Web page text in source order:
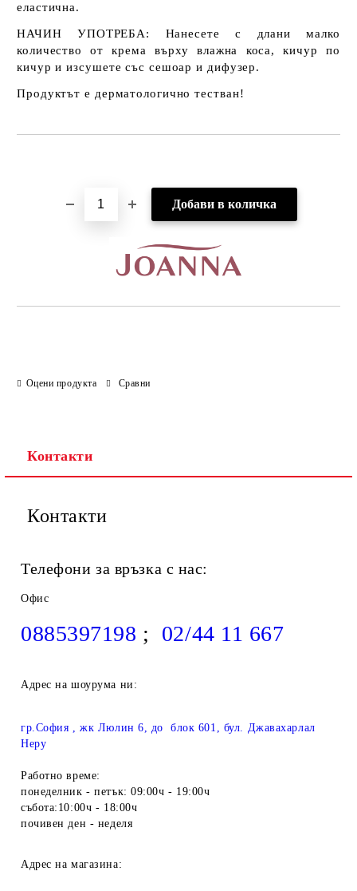
еластична.
НАЧИН УПОТРЕБА: Нанесете с длани малко
количество от крема върху влажна коса, кичур по
кичур и изсушете със сешоар и дифузер.
Продуктът е дерматологично тестван!
Оцени продукта Сравни
Контакти
Контакти
Телефони за връзка с нас:
Офис
0885397198 ; 02/44 11 667
Адрес на шоурума ни:
гр.София , жк Люлин 6, до блок 601, бул. Джавахарлал
Неру
Работно време:
понеделник - петък: 09:00ч - 19:00ч
събота:10:00ч - 18:00ч
почивен ден - неделя
Адрес на магазина: